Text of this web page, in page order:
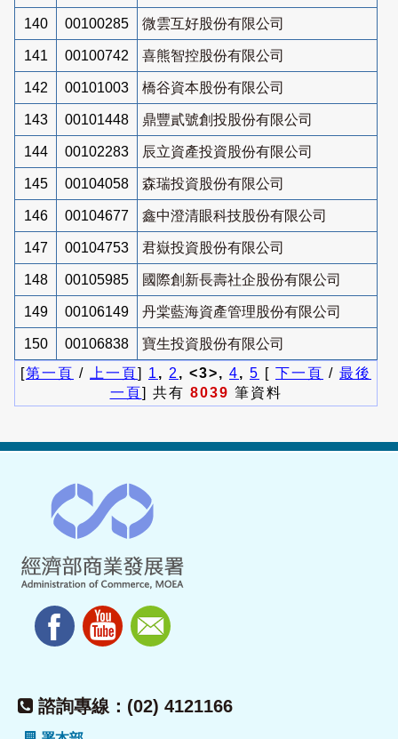
140 00100285 微雲互好股份有限公司
141 00100742 喜熊智控股份有限公司
142 00101003 橋谷資本股份有限公司
143 00101448 鼎豐貳號創投股份有限公司
144 00102283 辰立資產投資股份有限公司
145 00104058 森瑞投資股份有限公司
146 00104677 鑫中澄清眼科技股份有限公司
147 00104753 君嶽投資股份有限公司
148 00105985 國際創新長壽社企股份有限公司
149 00106149 丹棠藍海資產管理股份有限公司
150 00106838
寶生投資股份有限公司
[第一頁 / 上一頁] 1 , 2 , <3>, 4, 5 [ 下一頁 / 最後
一頁] 共有 8039 筆資料
諮詢專線：(02) 4121166